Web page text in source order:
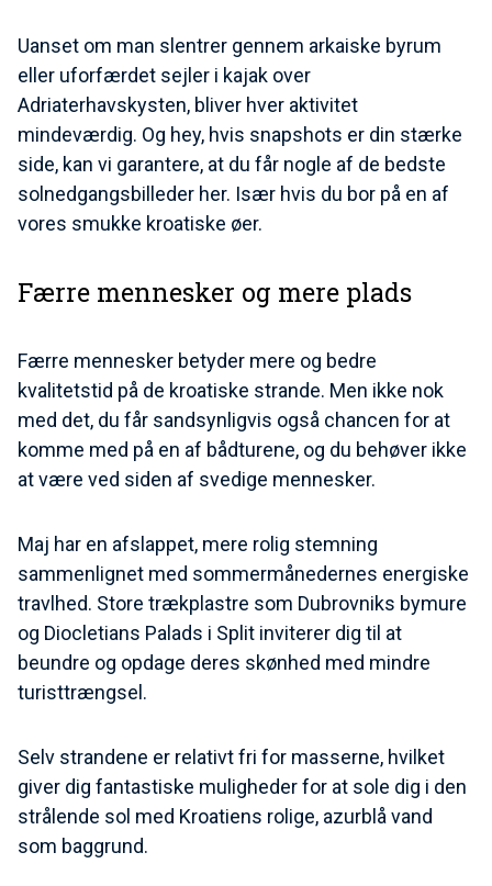
Uanset om man slentrer gennem arkaiske byrum
eller uforfærdet sejler i kajak over
Adriaterhavskysten, bliver hver aktivitet
mindeværdig. Og hey, hvis snapshots er din stærke
side, kan vi garantere, at du får nogle af de bedste
solnedgangsbilleder her. Især hvis du bor på en af
vores smukke kroatiske øer.
Færre mennesker og mere plads
Færre mennesker betyder mere og bedre
kvalitetstid på de kroatiske strande. Men ikke nok
med det, du får sandsynligvis også chancen for at
komme med på en af bådturene, og du behøver ikke
at være ved siden af svedige mennesker.
Maj har en afslappet, mere rolig stemning
sammenlignet med sommermånedernes energiske
travlhed. Store trækplastre som Dubrovniks bymure
og Diocletians Palads i Split inviterer dig til at
beundre og opdage deres skønhed med mindre
turisttrængsel.
Selv strandene er relativt fri for masserne, hvilket
giver dig fantastiske muligheder for at sole dig i den
strålende sol med Kroatiens rolige, azurblå vand
som baggrund.